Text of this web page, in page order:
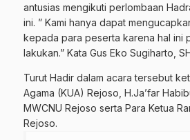
antusias mengikuti perlombaan
ini. ” Kami hanya dapat
kepada para peserta karena hal ini
lakukan.” Kata Gus Eko Sugiharto,
Turut Hadir dalam acara tersebut
Agama (KUA) Rejoso, H.Ja’far
MWCNU Rejoso serta Para Ketua
Rejoso.